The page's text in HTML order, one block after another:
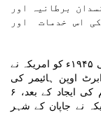
برطانیہ اور
اس خدمات اور
دوسری جنگِ عظیم کے اختتام کے قریب، ۱۶ جولائی ۱۹۴۵ء کو امریکہ نے
اوپن ہائیمر کی
سربراہی میں ایٹم بم کا پہلا تجربہ کیا۔ ایٹم بم کی ایجاد کے بعد، ۶
کر ۱۵ منٹ پر امریکہ نے جاپان کے شہر